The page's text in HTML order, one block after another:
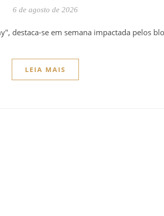
6 de agosto de 2026
destaca-se em semana impactada pelos
LEIA MAIS